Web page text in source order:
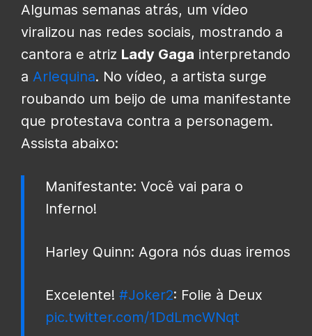
Algumas semanas atrás, um vídeo
viralizou nas redes sociais, mostrando a
cantora e atriz Lady Gaga interpretando
a Arlequina. No vídeo, a artista surge
roubando um beijo de uma manifestante
que protestava contra a personagem.
Assista abaixo:
Manifestante: Você vai para o
Inferno!
Harley Quinn: Agora nós duas iremos
Excelente! #Joker2: Folie à Deux
pic.twitter.com/1DdLmcWNqt